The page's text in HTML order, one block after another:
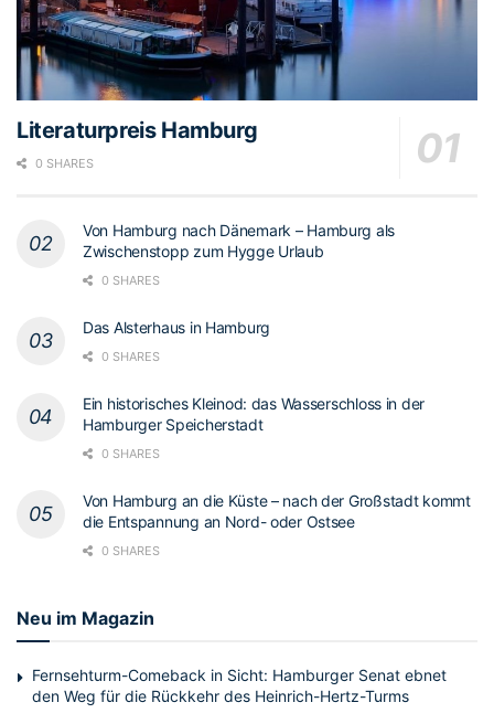
Literaturpreis Hamburg
0 SHARES
Von Hamburg nach Dänemark – Hamburg als
Zwischenstopp zum Hygge Urlaub
0 SHARES
Das Alsterhaus in Hamburg
0 SHARES
Ein historisches Kleinod: das Wasserschloss in der
Hamburger Speicherstadt
0 SHARES
Von Hamburg an die Küste – nach der Großstadt kommt
die Entspannung an Nord- oder Ostsee
0 SHARES
Neu im Magazin
Fernsehturm-Comeback in Sicht: Hamburger Senat ebnet
den Weg für die Rückkehr des Heinrich-Hertz-Turms